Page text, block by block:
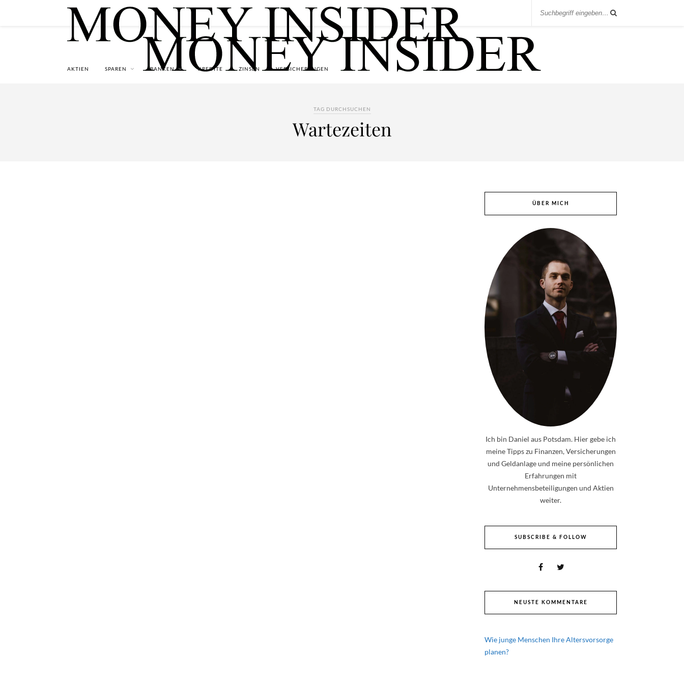
AKTIEN SPAREN BANKEN KREDITE ZINSEN VERSICHERUNGEN
TAG DURCHSUCHEN
Wartezeiten
ÜBER MICH
Ich bin Daniel aus Potsdam. Hier gebe ich
meine Tipps zu Finanzen, Versicherungen
und Geldanlage und meine persönlichen
Erfahrungen mit
Unternehmensbeteiligungen und Aktien
weiter.
SUBSCRIBE & FOLLOW
NEUSTE KOMMENTARE
Wie junge Menschen Ihre Altersvorsorge
planen?